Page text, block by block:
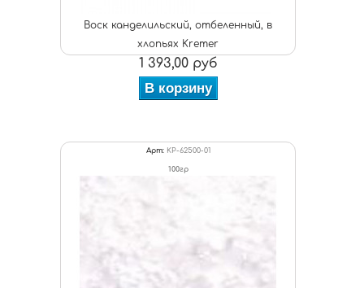
Воск канделильский, отбеленный, в
хлопьях Kremer
1 393,00 руб
В корзину
Арт: KP-62500-01
100гр